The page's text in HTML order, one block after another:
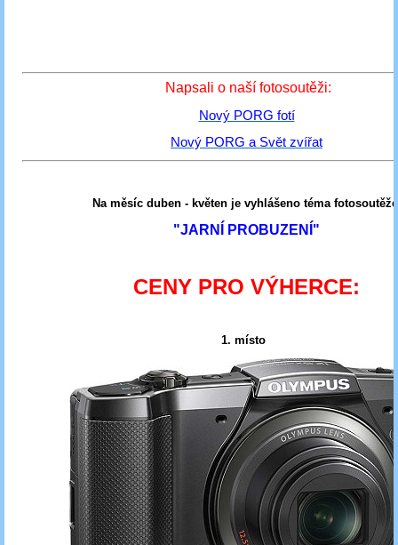
Napsali o naší fotosoutěži:
Nový PORG fotí
Nový PORG a Svět zvířat
Na měsíc duben - květen je vyhlášeno téma
"JARNÍ PROBUZENÍ"
CENY PRO VÝHERCE:
1. místo